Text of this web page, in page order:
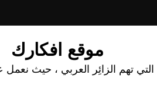
موقع افكارك
تهم الزائِر العربي ، حيث